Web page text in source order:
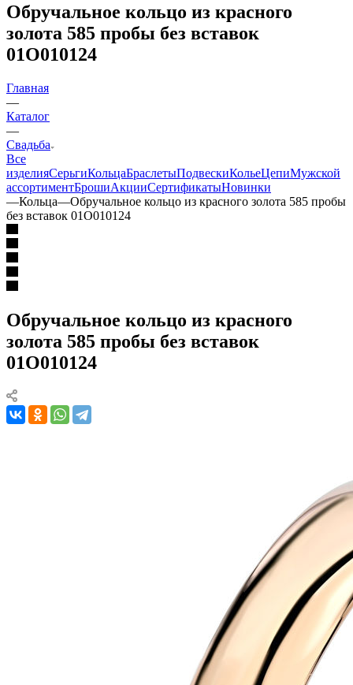
Обручальное кольцо из красного
золота 585 пробы без вставок
01О010124
Главная
—
Каталог
—
Свадьба
Все
изделияСерьгиКольцаБраслетыПодвескиКольеЦепиМужской
ассортиментБрошиАкцииСертификатыНовинки
—Кольца—Обручальное кольцо из красного золота 585 пробы
без вставок 01О010124
Обручальное кольцо из красного
золота 585 пробы без вставок
01О010124